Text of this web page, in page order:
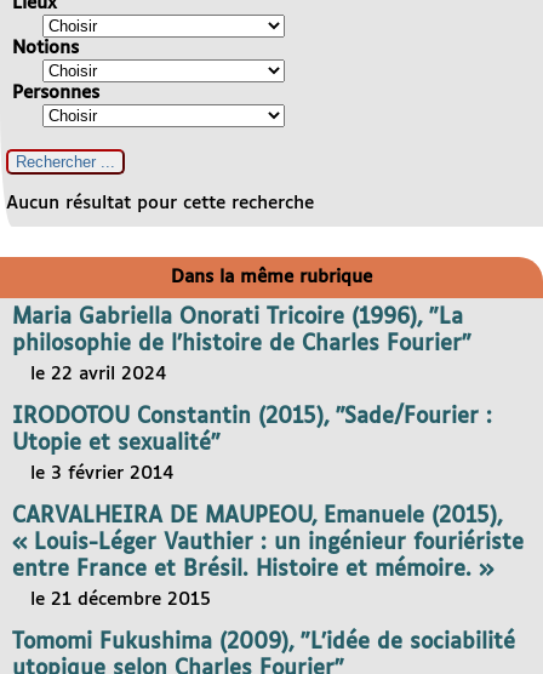
Notions
Personnes
Aucun résultat pour cette recherche
Dans la même rubrique
Maria Gabriella Onorati Tricoire (1996), "La
philosophie de l’histoire de Charles Fourier"
le 22 avril 2024
IRODOTOU Constantin (2015), "Sade/Fourier :
Utopie et sexualité"
le 3 février 2014
CARVALHEIRA DE MAUPEOU, Emanuele (2015),
« Louis-Léger Vauthier : un ingénieur fouriériste
entre France et Brésil. Histoire et mémoire. »
le 21 décembre 2015
Tomomi Fukushima (2009), "L’idée de sociabilité